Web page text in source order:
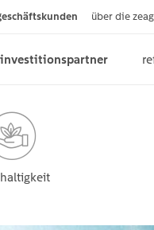
über die zeag
investitionspartner